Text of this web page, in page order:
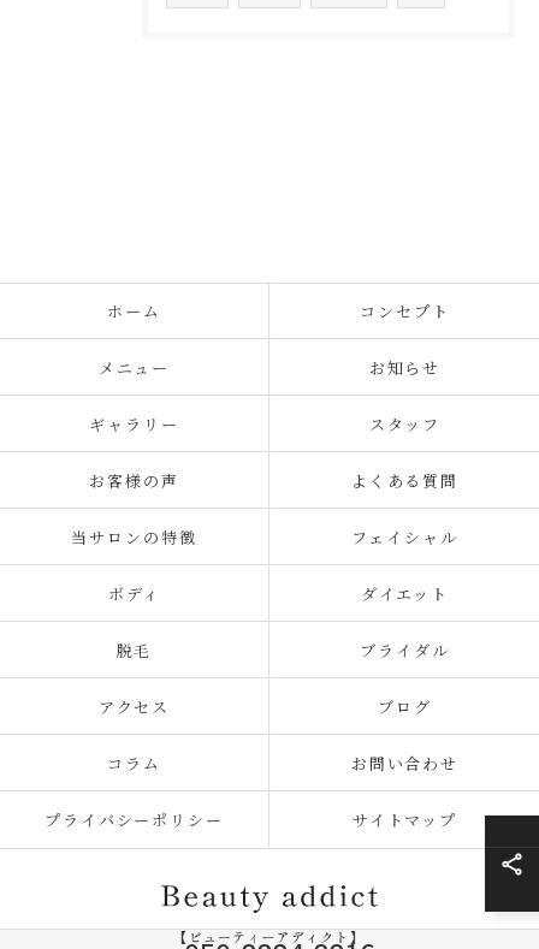
ホーム コンセプト
メニュー お知らせ
ギャラリー スタッフ
お客様の声 よくある質問
当サロンの特徴 フェイシャル
ボディ ダイエット
脱毛 ブライダル
アクセス ブログ
コラム お問い合わせ
プライバシーポリシー サイトマップ